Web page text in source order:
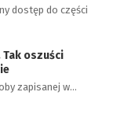
dostęp do części
Tak oszuści
zapisanej w…